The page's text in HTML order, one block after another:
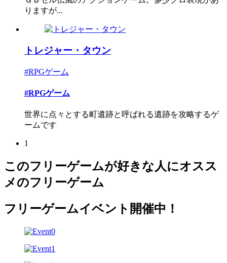
りますが...
トレジャー・タウン
#RPGゲーム
#RPGゲーム
世界に点々とする町遺跡と呼ばれる遺跡を攻略するゲ
ームです
1
このフリーゲームが好きな人にオスス
メのフリーゲーム
フリーゲームイベント開催中！